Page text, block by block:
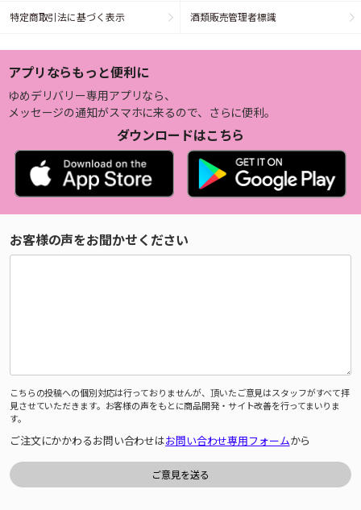
特定商取引法に基づく表示 酒類販売管理者標識
アプリならもっと便利に
ゆめデリバリー専用アプリなら、
メッセージの通知がスマホに来るので、さらに便利。
ダウンロードはこちら
お客様の声をお聞かせください
こちらの投稿への個別対応は行っておりませんが、頂いたご意見はスタッフがすべて拝
見させていただきます。お客様の声をもとに商品開発・サイト改善を行ってまいりま
す。
ご注文にかかわるお問い合わせはお問い合わせ専用フォームから